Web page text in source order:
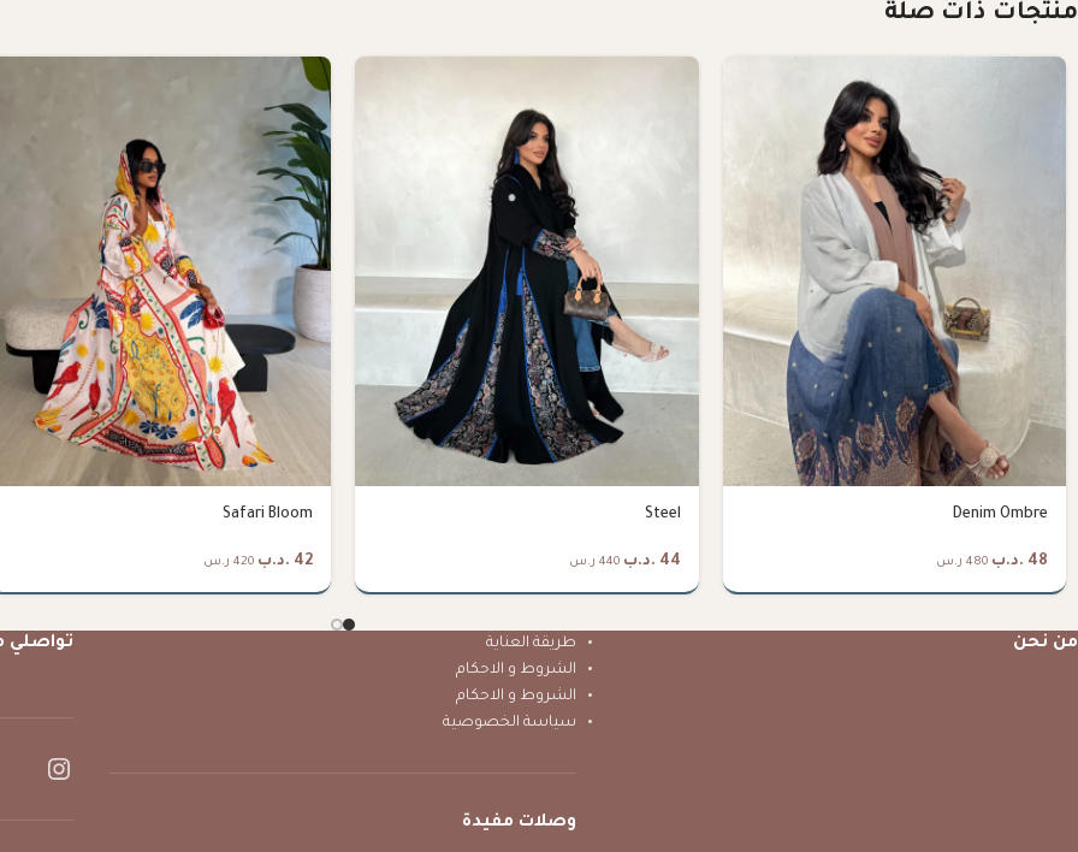
منتجات ذات صلة
Denim Ombre
48 .د.ب 480 ر.س
Steel
44 .د.ب 440 ر.س
Safari Bloom
42 .د.ب 420 ر.س
من نحن
طريقة العناية
الشروط و الاحكام
الشروط و الاحكام
سياسة الخصوصية
وصلات مفيدة
تواصلي